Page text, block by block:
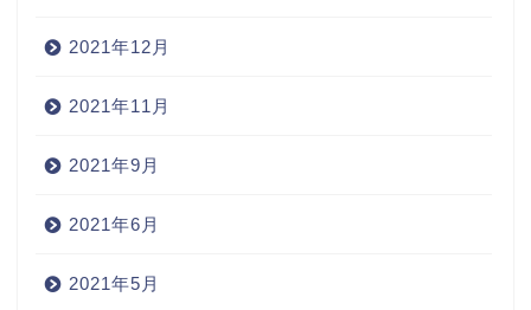
2021年12月
2021年11月
2021年9月
2021年6月
2021年5月